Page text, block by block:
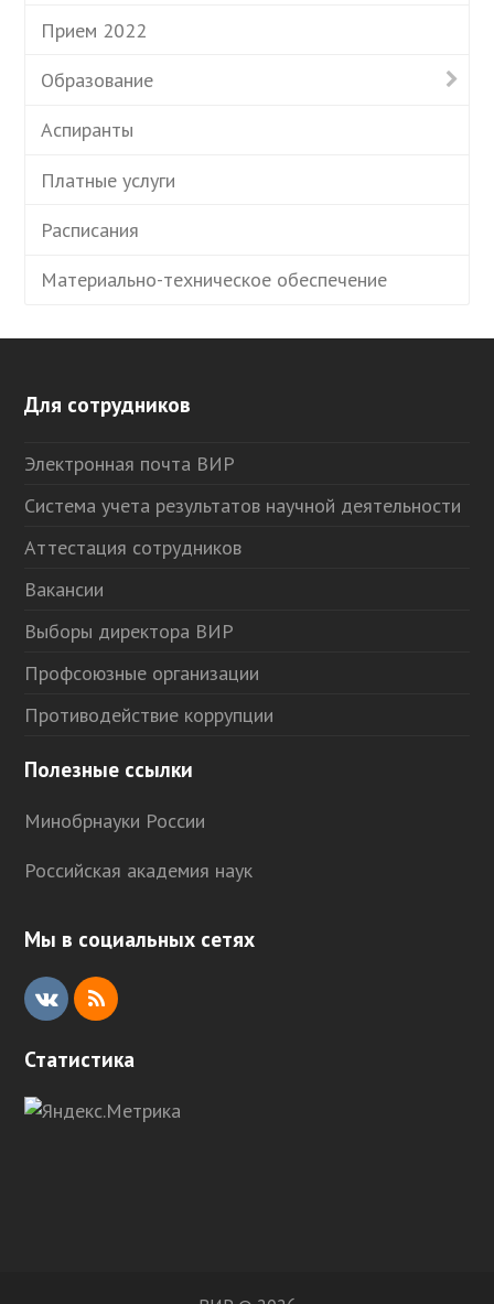
Прием 2022
Образование
Аспиранты
Платные услуги
Расписания
Материально-техническое обеспечение
Для сотрудников
Электронная почта ВИР
Система учета результатов научной деятельности
Аттестация сотрудников
Вакансии
Выборы директора ВИР
Профсоюзные организации
Противодействие коррупции
Полезные ссылки
Минобрнауки России
Российская академия наук
Мы в социальных сетях
V
R
Статистика